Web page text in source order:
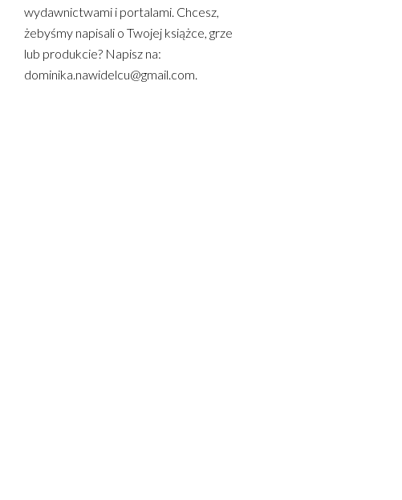
wydawnictwami i portalami. Chcesz,
żebyśmy napisali o Twojej książce, grze
lub produkcie? Napisz na:
dominika.nawidelcu@gmail.com.